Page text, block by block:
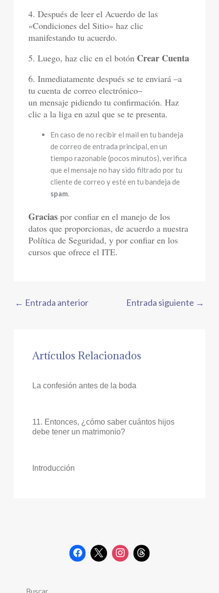
4. Después de leer el Acuerdo de las
«Condiciones del Sitio» haz clic
manifestando tu acuerdo.
5. Luego, haz clic en el botón Crear Cuenta
6. Inmediatamente después se te enviará –a
tu cuenta de correo electrónico–
un mensaje pidiendo tu confirmación. Haz
clic a la liga en azul que se te presenta.
En caso de no recibir el mail en tu bandeja
de correo de entrada principal, en un
tiempo razonable (pocos minutos), verifica
que el mensaje no hay sido filtrado por tu
cliente de correo y esté en tu bandeja de
spam.
Gracias por confiar en el manejo de los
datos que proporcionas, de acuerdo a nuestra
Política de Seguridad, y por confiar en los
cursos que ofrece el ITE.
← Entrada anterior Entrada siguiente →
Artículos Relacionados
La confesión antes de la boda
11. Entonces, ¿cómo saber cuántos hijos
debe tener un matrimonio?
Introducción
Buscar